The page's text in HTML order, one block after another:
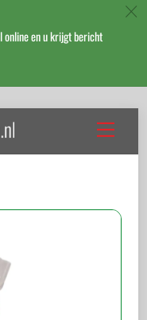
online en u krijgt bericht
c
Menu